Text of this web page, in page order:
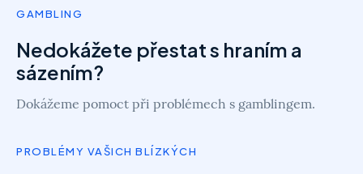
GAMBLING
Nedokážete přestat s hraním a
sázením?
Dokážeme pomoct při problémech s gamblingem.
PROBLÉMY VAŠICH BLÍZKÝCH